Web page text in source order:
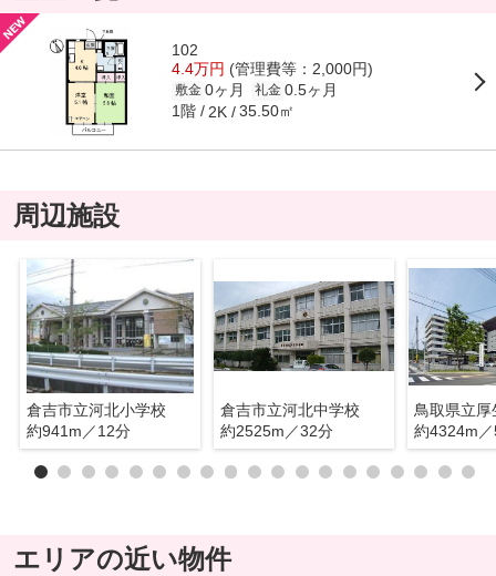
102
4.4万円 (管理費等：2,000円)
敷金 0ヶ月 礼金 0.5ヶ月
1階 2K 35.50㎡
周辺施設
倉吉市立河北小学校
約941m／12分
倉吉市立河北中学校
約2525m／32分
鳥取県立厚
約4324m
エリアの近い物件